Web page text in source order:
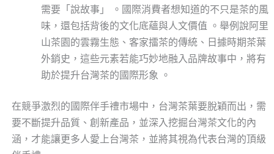
需要「說故事」 。國際消費者想知道的不只是茶的風
味，還包括背後的文化底蘊與人文價值 。舉例說阿里
山茶園的雲霧生態、客家擂茶的傳統、日據時期茶葉
外銷史，這些元素若能巧妙地融入品牌故事中，將有
助於提升台灣茶的國際形象 。
在競爭激烈的國際伴手禮市場中，台灣茶葉要脫穎而出，需
要不斷提升品質、創新產品，並深入挖掘台灣茶文化的內
涵，才能讓更多人愛上台灣茶，並將其視為代表台灣的頂級